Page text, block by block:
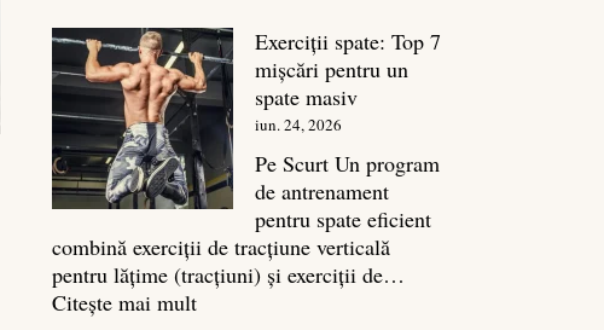
ce
sa
masa
Exerciții spate: Top 7
mișcări pentru un
spate masiv
iun. 24, 2026
Pe Scurt Un program
de antrenament
pentru spate eficient
combină exerciții de tracțiune verticală
pentru lățime (tracțiuni) și exerciții de…
Citește mai mult: